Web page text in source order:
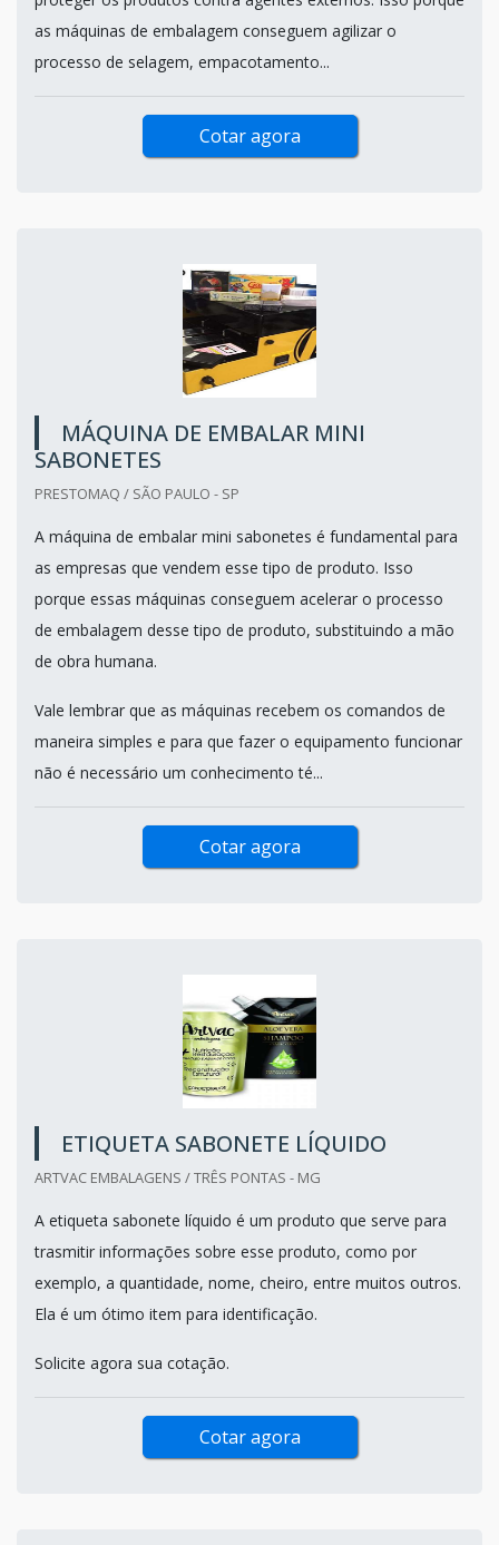
as máquinas de embalagem conseguem agilizar o
processo de selagem, empacotamento...
Cotar agora
MÁQUINA DE EMBALAR MINI
SABONETES
PRESTOMAQ / SÃO PAULO - SP
A máquina de embalar mini sabonetes é fundamental para
as empresas que vendem esse tipo de produto. Isso
porque essas máquinas conseguem acelerar o processo
de embalagem desse tipo de produto, substituindo a mão
de obra humana.
Vale lembrar que as máquinas recebem os comandos de
maneira simples e para que fazer o equipamento funcionar
não é necessário um conhecimento té...
Cotar agora
ETIQUETA SABONETE LÍQUIDO
ARTVAC EMBALAGENS / TRÊS PONTAS - MG
A etiqueta sabonete líquido é um produto que serve para
trasmitir informações sobre esse produto, como por
exemplo, a quantidade, nome, cheiro, entre muitos outros.
Ela é um ótimo item para identificação.
Solicite agora sua cotação.
Cotar agora